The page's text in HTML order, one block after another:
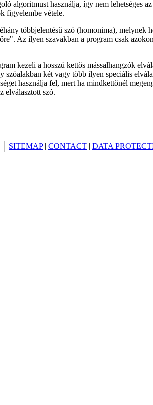
algoritmust használja, így nem lehetséges
figyelembe vétele.
többjelentésű szó (homonima), melynek
Az ilyen szavakban a program csak
kezeli a hosszú kettős mássalhangzók
szóalakban két vagy több ilyen speciális
használja fel, mert ha mindkettőnél
elválasztott szó.
SITEMAP| CONTACT | DATA